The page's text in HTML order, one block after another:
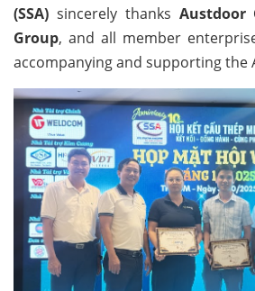
(SSA) sincerely thanks Austdoor
Group, and all member
accompanying and supporting the